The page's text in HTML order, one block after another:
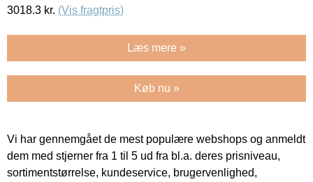
3018.3 kr. (Vis fragtpris)
Læs mere »
Køb nu »
Vi har gennemgået de mest populære webshops og anmeldt
dem med stjerner fra 1 til 5 ud fra bl.a. deres prisniveau,
sortimentstørrelse, kundeservice, brugervenlighed,